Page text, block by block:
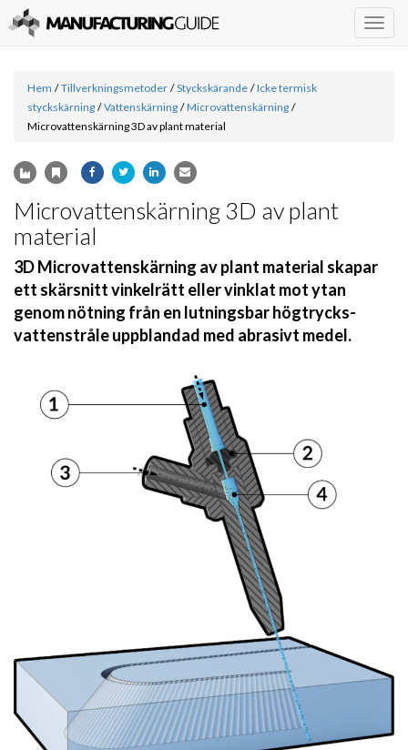
Hem / Tillverkningsmetoder / Styckskärande / Icke termisk
styckskärning / Vattenskärning / Microvattenskärning /
Microvattenskärning 3D av plant material
Microvattenskärning 3D av plant
material
3D Microvattenskärning av plant material skapar
ett skärsnitt vinkelrätt eller vinklat mot ytan
genom nötning från en lutningsbar högtrycks-
vattenstråle uppblandad med abrasivt medel.